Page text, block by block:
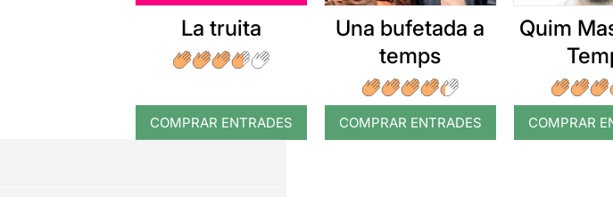
La truita
COMPRAR ENTRADES
Una bufetada a
temps
COMPRAR ENTRADES
Quim
COMPRAR